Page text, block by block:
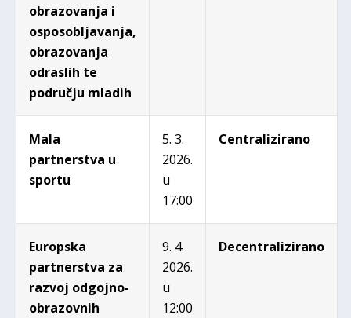
obrazovanja i
osposobljavanja,
obrazovanja
odraslih te
području mladih
Mala
partnerstva u
sportu
5. 3.
2026.
u
17:00
Centralizirano
Europska
partnerstva za
razvoj odgojno-
obrazovnih
9. 4.
2026.
u
12:00
Decentralizirano